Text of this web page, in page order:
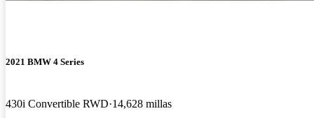
2021 BMW 4 Series
430i Convertible RWD 14,628 millas